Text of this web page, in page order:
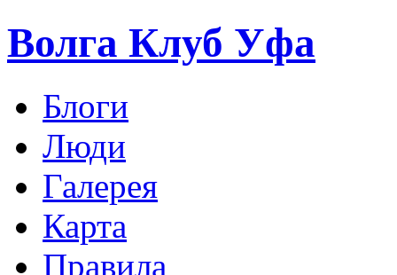
Волга Клуб Уфа
Блоги
Люди
Галерея
Карта
Правила